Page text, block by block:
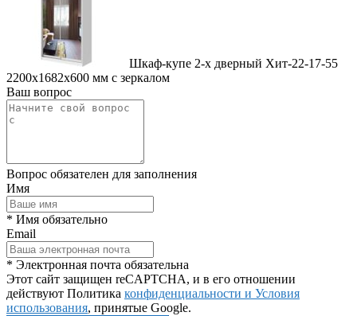
Шкаф-купе 2-х дверный Хит-22-17-55
2200x1682x600 мм с зеркалом
Ваш вопрос
Вопрос обязателен для заполнения
Имя
* Имя обязательно
Email
* Электронная почта обязательна
Этот сайт защищен reCAPTCHA, и в его отношении
действуют Политика конфиденциальности и Условия
использования, принятые Google.